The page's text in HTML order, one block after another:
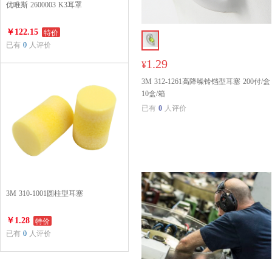
优唯斯 2600003 K3耳罩
￥122.15 特价
已有 0 人评价
3M 310-1001圆柱型耳塞
￥1.28 特价
已有 0 人评价
¥1.29
3M 312-1261高降噪铃铛型耳塞 200付/盒
10盒/箱
已有 0 人评价